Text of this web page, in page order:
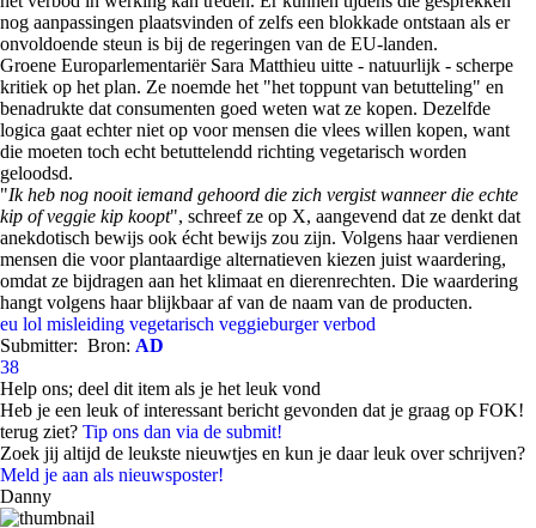
nog aanpassingen plaatsvinden of zelfs een blokkade ontstaan als er
onvoldoende steun is bij de regeringen van de EU-landen.
Groene Europarlementariër Sara Matthieu uitte - natuurlijk - scherpe
kritiek op het plan. Ze noemde het "het toppunt van betutteling" en
benadrukte dat consumenten goed weten wat ze kopen. Dezelfde
logica gaat echter niet op voor mensen die vlees willen kopen, want
die moeten toch echt betuttelendd richting vegetarisch worden
geloodsd.
"Ik heb nog nooit iemand gehoord die zich vergist wanneer die echte
kip of veggie kip koopt", schreef ze op X, aangevend dat ze denkt dat
anekdotisch bewijs ook écht bewijs zou zijn. Volgens haar verdienen
mensen die voor plantaardige alternatieven kiezen juist waardering,
omdat ze bijdragen aan het klimaat en dierenrechten. Die waardering
hangt volgens haar blijkbaar af van de naam van de producten.
eu lol misleiding vegetarisch veggieburger verbod
Submitter: Bron: AD
38
Help ons; deel dit item als je het leuk vond
Heb je een leuk of interessant bericht gevonden dat je graag op FOK!
terug ziet? Tip ons dan via de submit!
Zoek jij altijd de leukste nieuwtjes en kun je daar leuk over schrijven?
Meld je aan als nieuwsposter!
Danny